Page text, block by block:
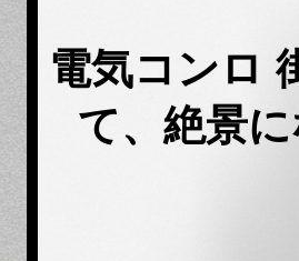
電気コンロ
て、絶景に